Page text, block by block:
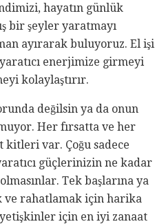
hayatın günlük
bir şeyler yaratmayı
ayırarak buluyoruz. El işi
enerjimize girmeyi
kolaylaştırır.
değilsin ya da onun
Her fırsatta ve her
kitleri var. Çoğu sadece
güçlerinizin ne kadar
Tek başlarına ya
rahatlamak için harika
için en iyi zanaat